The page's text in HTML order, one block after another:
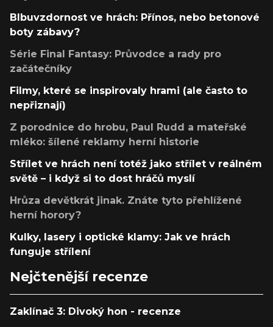
Blbuvzdornost ve hrách: Přínos, nebo betonové
boty zábavy?
Série Final Fantasy: Průvodce a rady pro
začátečníky
Filmy, které se inspirovaly hrami (ale často to
nepřiznají)
Z porodnice do hrobu, Paul Rudd a mateřské
mléko: šílené reklamy herní historie
Střílet ve hrách není totéž jako střílet v reálném
světě – i když si to dost hráčů myslí
Hrůza devětkrát jinak. Znáte tyto přehlížené
herní horory?
Kulky, lasery i optické klamy: Jak ve hrách
funguje střílení
Nejčtenější recenze
Zaklínač 3: Divoký hon - recenze